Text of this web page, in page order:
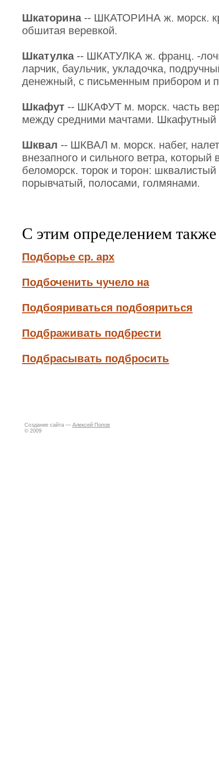
Шкаторина-- ШКАТОРИНА ж. морск.
обшитая веревкой.
Шкатулка-- ШКАТУЛКА ж. франц. -
ларчик, баульчик, укладочка,
денежный, с письменным прибором и
Шкафут -- ШКАФУТ м. морск. часть
между средними мачтами. Шкафутный
Шквал -- ШКВАЛ м. морск. набег,
внезапного и сильного ветра,
беломорск. торок и торон:
порывчатый, полосами, голмянами.
С этим определением
Подборье ср. арх
Подбоченить чучело на
Подбояриваться подбояриться
Подбраживать подбрести
Подбрасывать подбросить
Создание сайта — Алексей Попов
© 2009